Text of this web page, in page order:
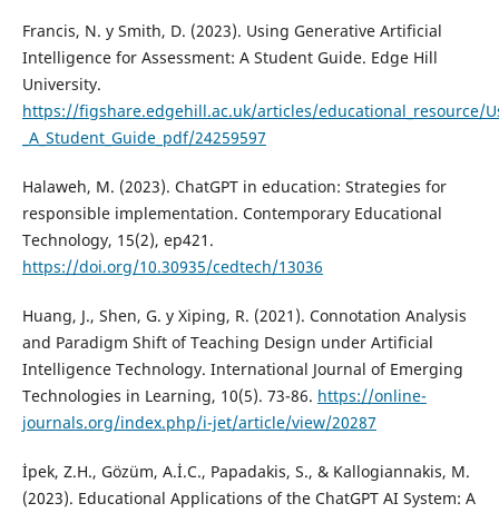
Francis, N. y Smith, D. (2023). Using Generative Artificial
Intelligence for Assessment: A Student Guide. Edge Hill
University.
https://figshare.edgehill.ac.uk/articles/educational_resource/
_A_Student_Guide_pdf/24259597
Halaweh, M. (2023). ChatGPT in education: Strategies for
responsible implementation. Contemporary Educational
Technology, 15(2), ep421.
https://doi.org/10.30935/cedtech/13036
Huang, J., Shen, G. y Xiping, R. (2021). Connotation Analysis
and Paradigm Shift of Teaching Design under Artificial
Intelligence Technology. International Journal of Emerging
Technologies in Learning, 10(5). 73-86. https://online-
journals.org/index.php/i-jet/article/view/20287
İpek, Z.H., Gözüm, A.İ.C., Papadakis, S., & Kallogiannakis, M.
(2023). Educational Applications of the ChatGPT AI System: A